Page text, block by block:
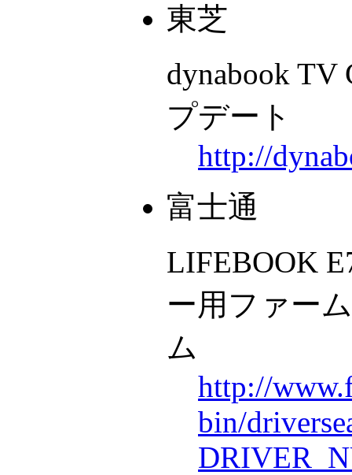
東芝
dynabook TV
プデート
http://
富士通
LIFEBOOK
ー用ファー
ム
http://
bin/